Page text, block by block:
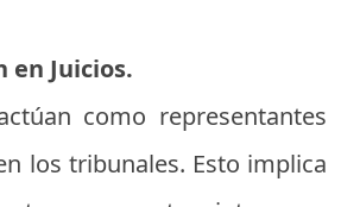
en Juicios.
como representantes
los tribunales. Esto implica